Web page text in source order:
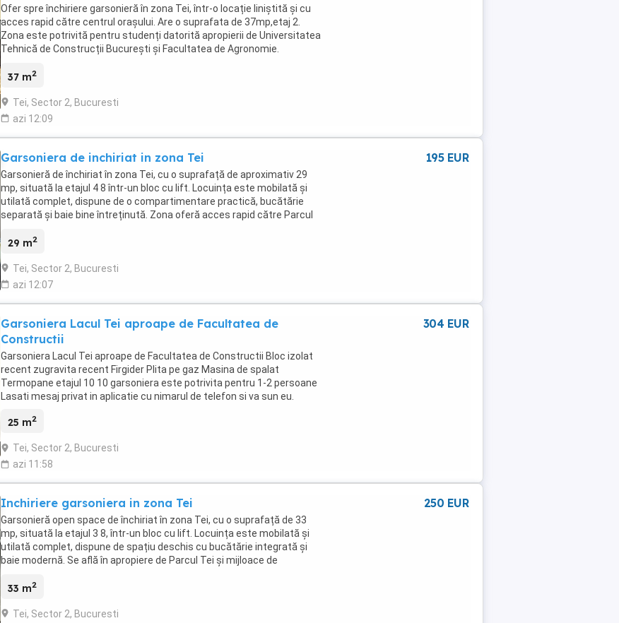
Ofer spre închiriere garsonieră în zona Tei, într-o locație liniștită și cu
acces rapid către centrul orașului. Are o suprafata de 37mp,etaj 2.
Zona este potrivită pentru studenți datorită apropierii de Universitatea
Tehnică de Construcții București și Facultatea de Agronomie.
37 m2
Tei, Sector 2, Bucuresti
azi 12:09
Garsoniera de inchiriat in zona Tei
Garsonieră de închiriat în zona Tei, cu o suprafață de aproximativ 29
mp, situată la etajul 4 8 într-un bloc cu lift. Locuința este mobilată și
utilată complet, dispune de o compartimentare practică, bucătărie
separată și baie bine întreținută. Zona oferă acces rapid către Parcul
29 m2
Tei, Sector 2, Bucuresti
azi 12:07
195 EUR
Garsoniera Lacul Tei aproape de Facultatea de
Constructii
Garsoniera Lacul Tei aproape de Facultatea de Constructii Bloc izolat
recent zugravita recent Firgider Plita pe gaz Masina de spalat
Termopane etajul 10 10 garsoniera este potrivita pentru 1-2 persoane
Lasati mesaj privat in aplicatie cu nimarul de telefon si va sun eu.
25 m2
Tei, Sector 2, Bucuresti
azi 11:58
304 EUR
Inchiriere garsoniera in zona Tei
Garsonieră open space de închiriat în zona Tei, cu o suprafață de 33
mp, situată la etajul 3 8, într-un bloc cu lift. Locuința este mobilată și
utilată complet, dispune de spațiu deschis cu bucătărie integrată și
baie modernă. Se află în apropiere de Parcul Tei și mijloace de
33 m2
Tei, Sector 2, Bucuresti
250 EUR